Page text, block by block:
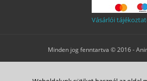
Vásárlói
Minden jog fenntartva © 2016 -